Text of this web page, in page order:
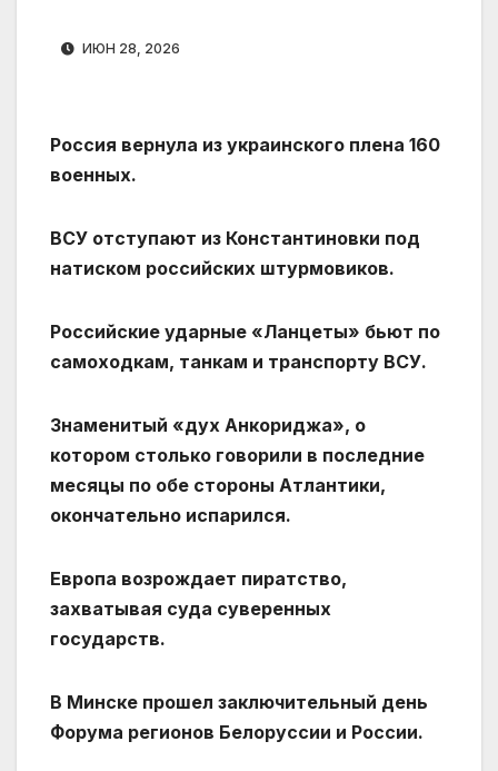
ИЮН 28, 2026
Россия вернула из украинского плена 160
военных.
ВСУ отступают из Константиновки под
натиском российских штурмовиков.
Российские ударные «Ланцеты» бьют по
самоходкам, танкам и транспорту ВСУ.
Знаменитый «дух Анкориджа», о
котором столько говорили в последние
месяцы по обе стороны Атлантики,
окончательно испарился.
Европа возрождает пиратство,
захватывая суда суверенных
государств.
В Минске прошел заключительный день
Форума регионов Белоруссии и России.